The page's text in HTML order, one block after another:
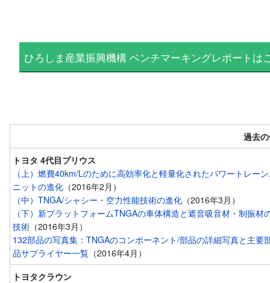
過去
トヨタ 4代目プリウス
（上）燃費40km/Lのために高効率化と軽量化されたパワートレー
ニットの進化 （2016年2月）
（中）TNGA/シャシー・空力性能技術の進化 （2016年3月）
（下）新プラットフォームTNGAの車体構造と遮音吸音材・制振材
技術 （2016年3月）
132部品の写真集：TNGAのコンポーネント/部品の詳細写真と主要
品サプライヤー一覧 （2016年4月）
トヨタクラウン